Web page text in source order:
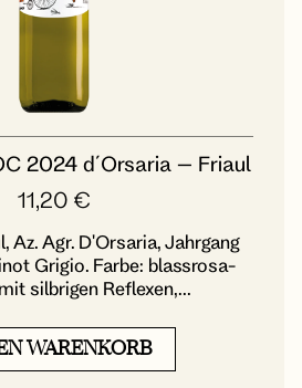
2024 d´Orsaria – Friaul
11,20 €
Az. Agr. D'Orsaria, Jahrgang
Grigio. Farbe: blassrosa-
silbrigen Reflexen,...
WARENKORB